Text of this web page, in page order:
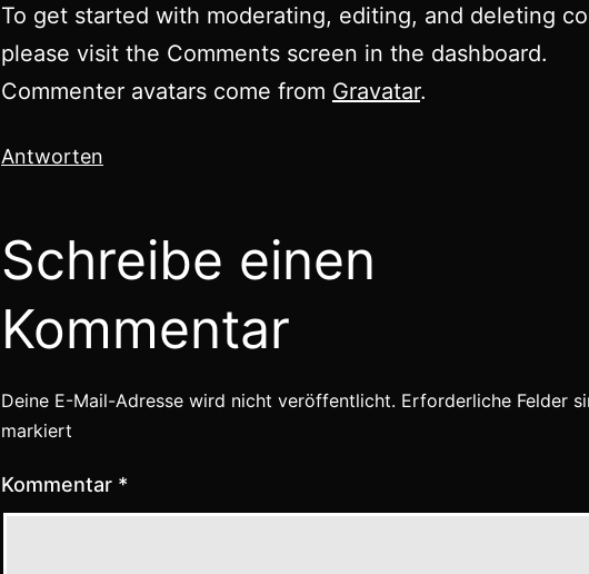
To get started with moderating, editing, and deleting
please visit the Comments screen in the dashboard.
Commenter avatars come from Gravatar.
Antworten
Schreibe einen
Kommentar
Deine E-Mail-Adresse wird nicht veröffentlicht. Erforderliche Felder
markiert
Kommentar *